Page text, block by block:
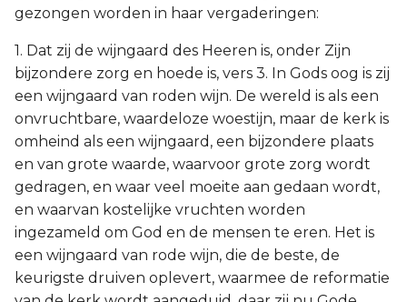
gezongen worden in haar vergaderingen:
1. Dat zij de wijngaard des Heeren is, onder Zijn
bijzondere zorg en hoede is, vers 3. In Gods oog is zij
een wijngaard van roden wijn. De wereld is als een
onvruchtbare, waardeloze woestijn, maar de kerk is
omheind als een wijngaard, een bijzondere plaats
en van grote waarde, waarvoor grote zorg wordt
gedragen, en waar veel moeite aan gedaan wordt,
en waarvan kostelijke vruchten worden
ingezameld om God en de mensen te eren. Het is
een wijngaard van rode wijn, die de beste, de
keurigste druiven oplevert, waarmee de reformatie